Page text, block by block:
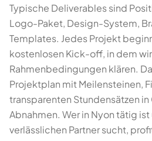
Typische Deliverables sind
Logo-Paket, Design-System,
Templates. Jedes Projekt
kostenlosen Kick-off, in dem
Rahmenbedingungen klären.
Projektplan mit Meilensteinen,
transparenten Stundensätzen
Abnahmen. Wer in Nyon tätig ist
verlässlichen Partner sucht,